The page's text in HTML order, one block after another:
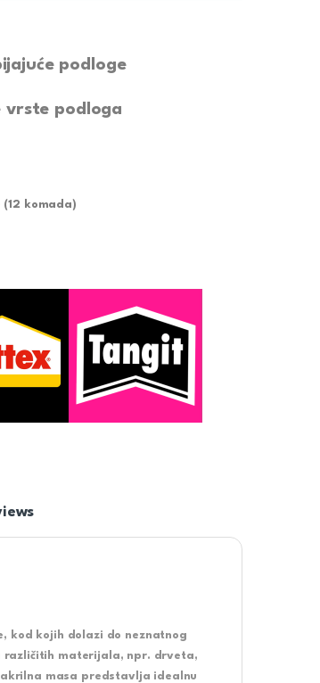
podloge
vrste podloga
komada)
kod kojih dolazi do neznatnog
različitih materijala, npr. drveta,
masa predstavlja idealnu